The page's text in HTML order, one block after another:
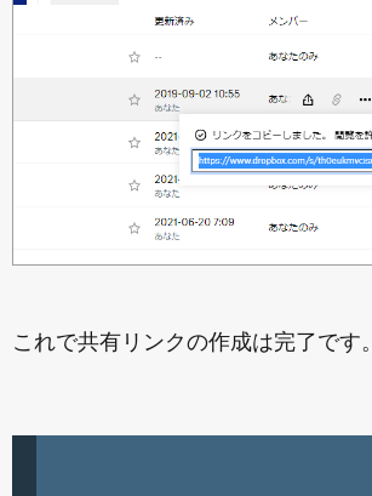
これで共有リンクの作成は完了です。